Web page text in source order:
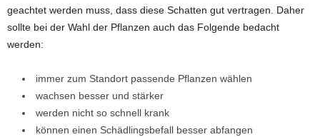
geachtet werden muss, dass diese Schatten gut vertragen. Daher
sollte bei der Wahl der Pflanzen auch das Folgende bedacht
werden:
immer zum Standort passende Pflanzen wählen
wachsen besser und stärker
werden nicht so schnell krank
können einen Schädlingsbefall besser abfangen